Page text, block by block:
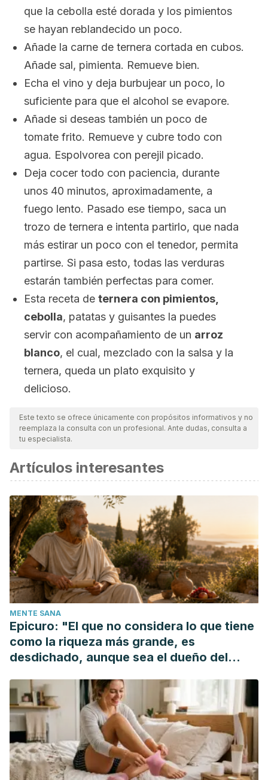
que la cebolla esté dorada y los pimientos
se hayan reblandecido un poco.
Añade la carne de ternera cortada en cubos.
Añade sal, pimienta. Remueve bien.
Echa el vino y deja burbujear un poco, lo
suficiente para que el alcohol se evapore.
Añade si deseas también un poco de
tomate frito. Remueve y cubre todo con
agua. Espolvorea con perejil picado.
Deja cocer todo con paciencia, durante
unos 40 minutos, aproximadamente, a
fuego lento. Pasado ese tiempo, saca un
trozo de ternera e intenta partirlo, que nada
más estirar un poco con el tenedor, permita
partirse. Si pasa esto, todas las verduras
estarán también perfectas para comer.
Esta receta de ternera con pimientos,
cebolla, patatas y guisantes la puedes
servir con acompañamiento de un arroz
blanco, el cual, mezclado con la salsa y la
ternera, queda un plato exquisito y
delicioso.
Este texto se ofrece únicamente con propósitos informativos y no
reemplaza la consulta con un profesional. Ante dudas, consulta a
tu especialista.
Artículos interesantes
MENTE SANA
Epicuro: "El que no considera lo que tiene
como la riqueza más grande, es
desdichado, aunque sea el dueño del